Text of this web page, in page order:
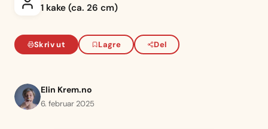
1 kake (ca. 26 cm)
Skriv ut Lagre Del
Elin Krem.no
6. februar 2025